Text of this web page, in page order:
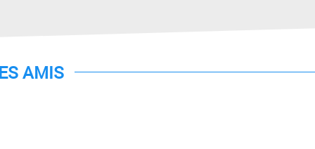
AMIS